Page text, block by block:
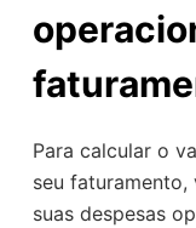
Para calcular o
seu
suas despesas